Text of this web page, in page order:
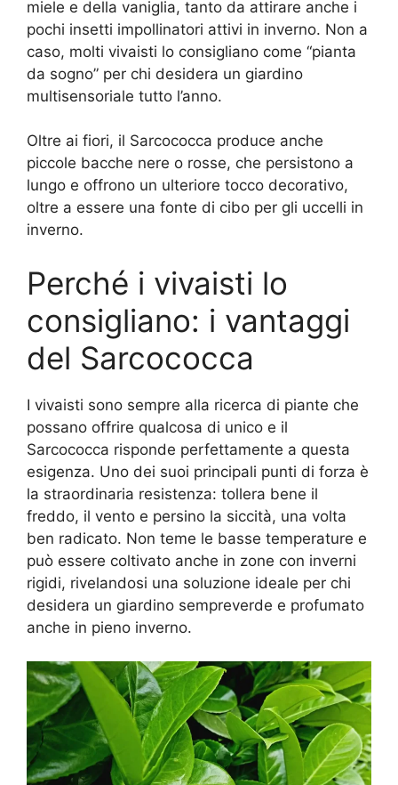
miele e della vaniglia, tanto da attirare anche i
pochi insetti impollinatori attivi in inverno. Non a
caso, molti vivaisti lo consigliano come “pianta
da sogno” per chi desidera un giardino
multisensoriale tutto l’anno.
Oltre ai fiori, il Sarcococca produce anche
piccole bacche nere o rosse, che persistono a
lungo e offrono un ulteriore tocco decorativo,
oltre a essere una fonte di cibo per gli uccelli in
inverno.
Perché i vivaisti lo
consigliano: i vantaggi
del Sarcococca
I vivaisti sono sempre alla ricerca di piante che
possano offrire qualcosa di unico e il
Sarcococca risponde perfettamente a questa
esigenza. Uno dei suoi principali punti di forza è
la straordinaria resistenza: tollera bene il
freddo, il vento e persino la siccità, una volta
ben radicato. Non teme le basse temperature e
può essere coltivato anche in zone con inverni
rigidi, rivelandosi una soluzione ideale per chi
desidera un giardino sempreverde e profumato
anche in pieno inverno.